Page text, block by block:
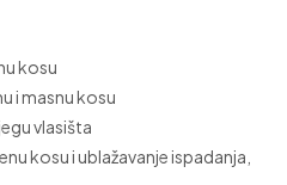
kosu
i masnu kosu
vlasišta
kosu i ublažavanje ispadanja,